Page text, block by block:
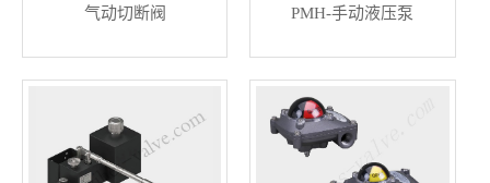
气动切断阀 PMH-手动液压泵